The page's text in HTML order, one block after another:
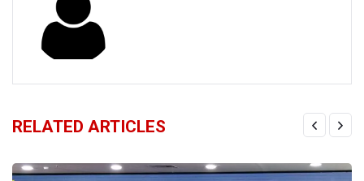
RELATED ARTICLES